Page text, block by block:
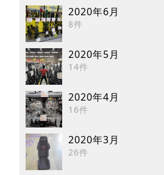
2020年6月
8件
2020年5月
14件
2020年4月
16件
2020年3月
26件